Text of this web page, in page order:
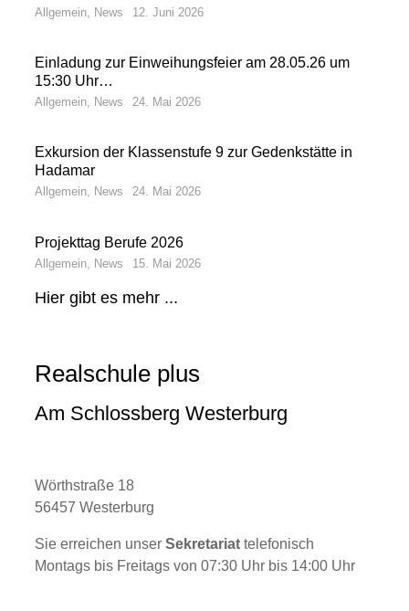
Allgemein News 12. Juni 2026
Einladung zur Einweihungsfeier am 28.05.26 um
15:30 Uhr…
Allgemein, News 24. Mai 2026
Exkursion der Klassenstufe 9 zur Gedenkstätte in
Hadamar
Allgemein, News 24. Mai 2026
Projekttag Berufe 2026
Allgemein News 15. Mai 2026
Hier gibt es mehr ...
Realschule plus
Am Schlossberg Westerburg
Wörthstraße 18
56457 Westerburg
Sie erreichen unser Sekretariat telefonisch
Montags bis Freitags von 07:30 Uhr bis 14:00 Uhr